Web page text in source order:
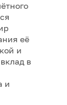
её
и
в
и